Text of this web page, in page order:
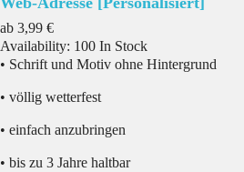
ab Preis
3,99 €
Availability: 100 In Stock
• Schrift und Motiv ohne Hintergrund
• völlig wetterfest
• einfach anzubringen
• bis zu 3 Jahre haltbar